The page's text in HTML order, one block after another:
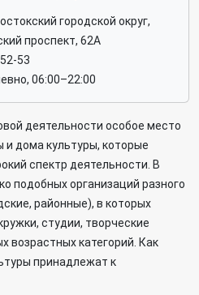
городской округ,
проспект, 62А
53
06:00–22:00
деятельности особое место
дома культуры, которые
спектр деятельности. В
подобных организаций разного
районные), в которых
студии, творческие
возрастных категорий. Как
принадлежат к